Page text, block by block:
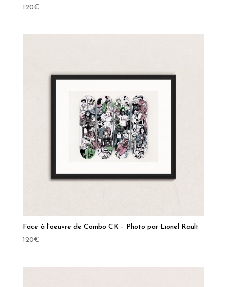
120€
Face à l’oeuvre de Combo CK – Photo par Lionel Rault
120€